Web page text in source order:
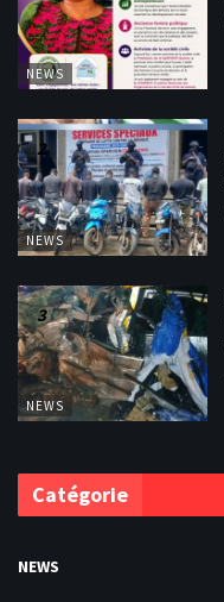
NEWS
NEWS
NEWS
Catégorie
NEWS